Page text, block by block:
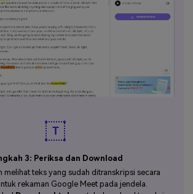
3: Periksa dan Download
melihat teks yang sudah ditranskripsi secara
rekaman Google Meet pada jendela.